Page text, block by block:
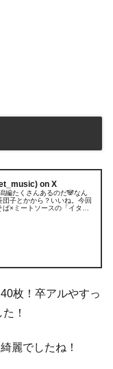
on X
編たくさんあるのだ🐼なん
子とかから？いいね。今回
×ミートソースの「イタリ
枚！卒アルやすっ
！
麗でしたね！